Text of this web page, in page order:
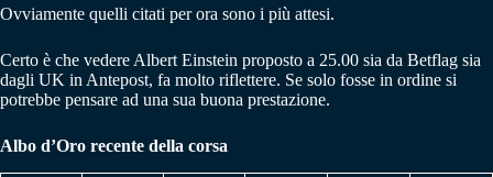
Ovviamente quelli citati per ora sono i più attesi.
Certo è che vedere Albert Einstein proposto a 25.00 sia da Betflag sia
dagli UK in Antepost, fa molto riflettere. Se solo fosse in ordine si
potrebbe pensare ad una sua buona prestazione.
Albo d’Oro recente della corsa